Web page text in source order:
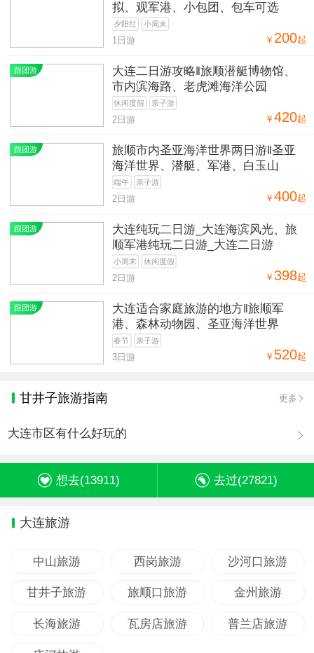
拟、观军港、小包团、包车可选
夕阳红 小周末
￥ 200起
1日游
跟团游
大连二日游攻略‖旅顺潜艇博物馆、
市内滨海路、老虎滩海洋公园
休闲度假 亲子游
￥ 420起
2日游
跟团游
旅顺市内圣亚海洋世界两日游‖圣亚
海洋世界、潜艇、军港、白玉山
端午 亲子游
￥ 400起
2日游
跟团游
大连纯玩二日游_大连海滨风光、旅
顺军港纯玩二日游_大连二日游
小周末 休闲度假
￥ 398起
2日游
跟团游
大连适合家庭旅游的地方‖旅顺军
港、森林动物园、圣亚海洋世界
春节 亲子游
￥ 520起
3日游
甘井子旅游指南 更多
大连市区有什么好玩的
想去(13911) 去过(27821)
大连旅游
中山旅游 西岗旅游 沙河口旅游
甘井子旅游 旅顺口旅游 金州旅游
长海旅游 瓦房店旅游 普兰店旅游